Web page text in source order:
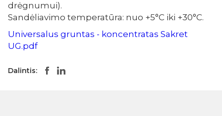
drėgnumui).
Sandėliavimo temperatūra: nuo +5°C iki +30°C.
Universalus gruntas - koncentratas Sakret
UG.pdf
Dalintis: